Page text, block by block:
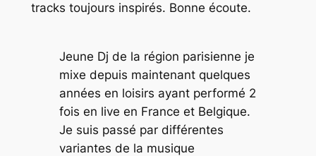
tracks toujours inspirés. Bonne écoute.
Jeune Dj de la région parisienne je
mixe depuis maintenant quelques
années en loisirs ayant performé 2
fois en live en France et Belgique.
Je suis passé par différentes
variantes de la musique